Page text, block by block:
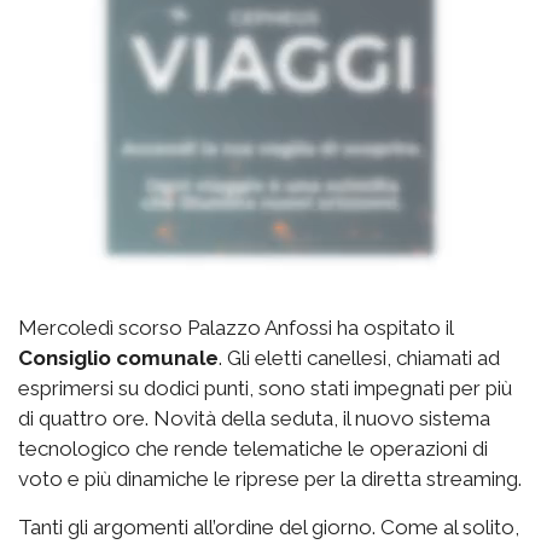
Mercoledì scorso Palazzo Anfossi ha ospitato il
Consiglio comunale. Gli eletti canellesi, chiamati ad
esprimersi su dodici punti, sono stati impegnati per più
di quattro ore. Novità della seduta, il nuovo sistema
tecnologico che rende telematiche le operazioni di
voto e più dinamiche le riprese per la diretta streaming.
Tanti gli argomenti all’ordine del giorno. Come al solito,